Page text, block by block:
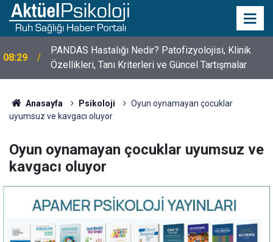
10:30
10 Mayıs Psikologlar Günü Nasıl Ortaya Çıktı? 10
Mayıs Tarihinin Hikayesi
Anasayfa Psikoloji
Oyun oynamayan çocuklar
uyumsuz ve kavgacı oluyor
Oyun oynamayan çocuklar uyumsuz ve
kavgacı oluyor